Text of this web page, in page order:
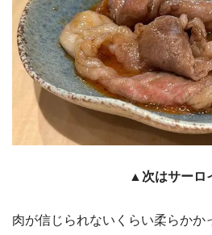
▲次はサーロ
肉が信じられないくらい柔らかか